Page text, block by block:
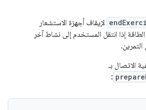
لإيقاف أجهزة الاستشعار
إذا انتقل المستخدم إلى نشاط آخر
الاتصال بـ
: